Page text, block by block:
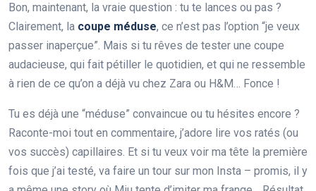
Bon, maintenant, la vraie question : tu te lances ou pas ?
Clairement, la coupe méduse, ce n’est pas l’option “je veux
passer inaperçue”. Mais si tu rêves de tester une coupe
audacieuse, qui fait pétiller le quotidien, et qui ne ressemble
à rien de ce qu’on a déjà vu chez Zara ou H&M… Fonce !
Tu es déjà une “méduse” convaincue ou tu hésites encore ?
Raconte-moi tout en commentaire, j’adore lire vos ratés (ou
vos succès) capillaires. Et si tu veux voir ma tête la première
fois que j’ai testé, va faire un tour sur mon Insta – promis, il y